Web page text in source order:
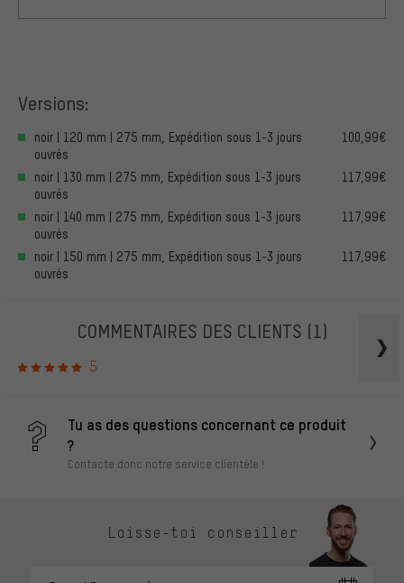
Versions:
noir | 120 mm | 275 mm, Expédition sous 1-3 jours
ouvrés
100,99€
noir | 130 mm | 275 mm, Expédition sous 1-3 jours
ouvrés
117,99€
noir | 140 mm | 275 mm, Expédition sous 1-3 jours
ouvrés
117,99€
noir | 150 mm | 275 mm, Expédition sous 1-3 jours
ouvrés
117,99€
COMMENTAIRES DES CLIENTS (1)
5
Tu as des questions concernant ce produit
?
Contacte donc notre service clientèle !
Laisse-toi conseiller